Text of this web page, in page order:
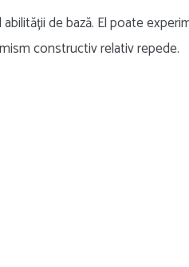
de bază. El poate
constructiv relativ repede.